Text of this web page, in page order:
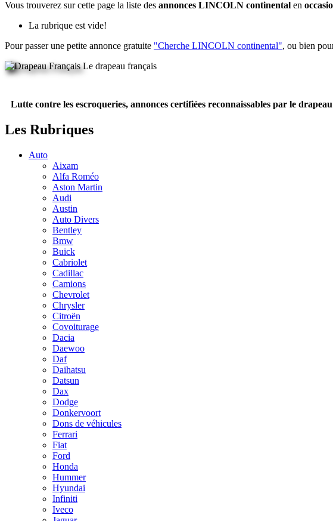
Vous trouverez sur cette page la liste des annonces LINCOLN continental en
La rubrique est vide!
Pour passer une petite annonce gratuite "Cherche LINCOLN continental", ou bien
Le drapeau français
Lutte contre les escroqueries, annonces certifiées reconnaissables par le
Les Rubriques
Auto
Aixam
Alfa Roméo
Aston Martin
Audi
Austin
Auto Divers
Bentley
Bmw
Buick
Cabriolet
Cadillac
Camions
Chevrolet
Chrysler
Citroën
Covoiturage
Dacia
Daewoo
Daf
Daihatsu
Datsun
Dax
Dodge
Donkervoort
Dons de véhicules
Ferrari
Fiat
Ford
Honda
Hummer
Hyundai
Infiniti
Iveco